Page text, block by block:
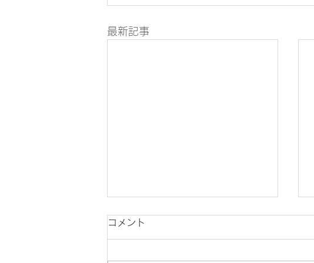
最新記事
「剣道一級審査会」要項
コメント